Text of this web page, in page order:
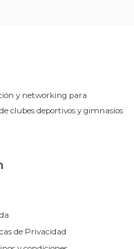
y networking para
clubes deportivos y gimnasios
de Privacidad